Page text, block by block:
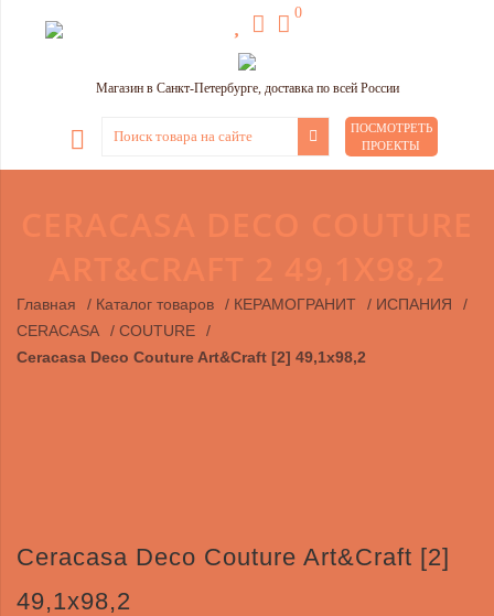
0
Магазин в Санкт-Петербурге, доставка по всей России
ПОСМОТРЕТЬ
ПРОЕКТЫ
Главная / Каталог товаров / КЕРАМОГРАНИТ / ИСПАНИЯ
/
CERACASA
/ COUTURE
/
Ceracasa Deco Couture Art&Craft [2] 49,1x98,2
Ceracasa Deco Couture Art&Craft [2]
49,1x98,2